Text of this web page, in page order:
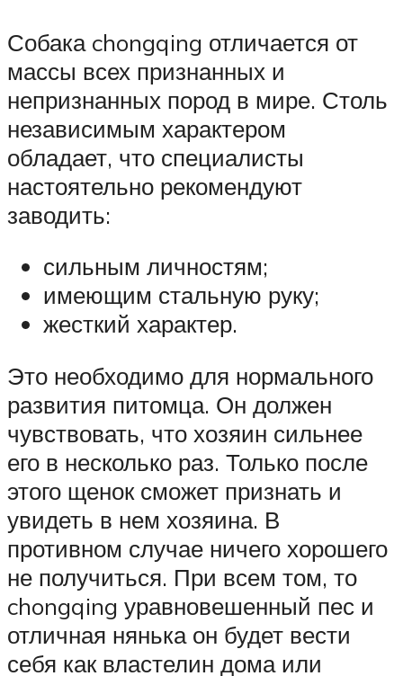
Собака chongqing отличается от
массы всех признанных и
непризнанных пород в мире. Столь
независимым характером
обладает, что специалисты
настоятельно рекомендуют
заводить:
сильным личностям;
имеющим стальную руку;
жесткий характер.
Это необходимо для нормального
развития питомца. Он должен
чувствовать, что хозяин сильнее
его в несколько раз. Только после
этого щенок сможет признать и
увидеть в нем хозяина. В
противном случае ничего хорошего
не получиться. При всем том, то
chongqing уравновешенный пес и
отличная нянька он будет вести
себя как властелин дома или